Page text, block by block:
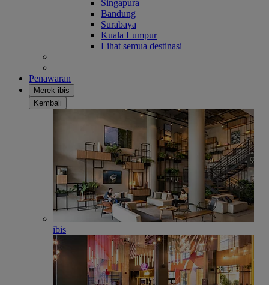
Singapura
Bandung
Surabaya
Kuala Lumpur
Lihat semua destinasi
Penawaran
Merek ibis
Kembali
ibis